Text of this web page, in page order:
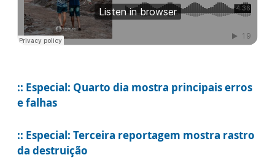
:: Especial: Quarto dia mostra principais erros
e falhas
:: Especial: Terceira reportagem mostra rastro
da destruição